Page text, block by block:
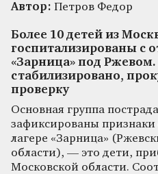
Автор: Петров Федор
Более 10 детей из
госпитализированы с
«Зарница» под
стабилизировано,
проверку
Основная группа
зафиксированы признаки
лагере «Зарница»
области), — это дети,
Московской области.